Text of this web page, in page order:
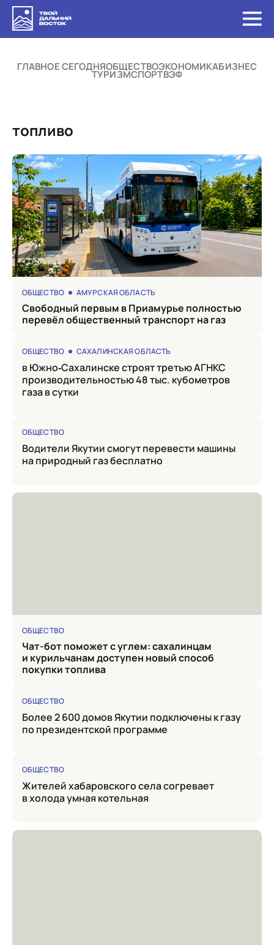
ГЛАВНОЕ СЕГОДНЯОБЩЕСТВОЭКОНОМИКАБИЗНЕС
ТУРИЗМСПОРТВЭФ
топливо
ОБЩЕСТВО АМУРСКАЯ ОБЛАСТЬ
Свободный первым в Приамурье полностью
перевёл общественный транспорт на газ
ОБЩЕСТВО САХАЛИНСКАЯ ОБЛАСТЬ
в Южно‑Сахалинске строят третью АГНКС
производительностью 48 тыс. кубометров
газа в сутки
ОБЩЕСТВО
Водители Якутии смогут перевести машины
на природный газ бесплатно
ОБЩЕСТВО
Чат-бот поможет с углем: сахалинцам
и курильчанам доступен новый способ
покупки топлива
ОБЩЕСТВО
Более 2 600 домов Якутии подключены к газу
по президентской программе
ОБЩЕСТВО
Жителей хабаровского села согревает
в холода умная котельная